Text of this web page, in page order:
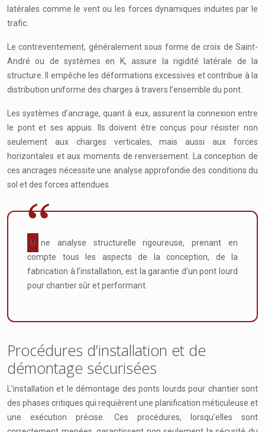
latérales comme le vent ou les forces dynamiques induites par le
trafic.
Le contreventement, généralement sous forme de croix de Saint-
André ou de systèmes en K, assure la rigidité latérale de la
structure. Il empêche les déformations excessives et contribue à la
distribution uniforme des charges à travers l’ensemble du pont.
Les systèmes d’ancrage, quant à eux, assurent la connexion entre
le pont et ses appuis. Ils doivent être conçus pour résister non
seulement aux charges verticales, mais aussi aux forces
horizontales et aux moments de renversement. La conception de
ces ancrages nécessite une analyse approfondie des conditions du
sol et des forces attendues.
Une analyse structurelle rigoureuse, prenant en
compte tous les aspects de la conception, de la
fabrication à l’installation, est la garantie d’un pont lourd
pour chantier sûr et performant.
Procédures d’installation et de
démontage sécurisées
L’installation et le démontage des ponts lourds pour chantier sont
des phases critiques qui requièrent une planification méticuleuse et
une exécution précise. Ces procédures, lorsqu’elles sont